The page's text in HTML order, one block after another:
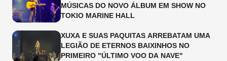
MÚSICAS DO NOVO ÁLBUM EM SHOW NO
TOKIO MARINE HALL
XUXA E SUAS PAQUITAS ARREBATAM UMA
LEGIÃO DE ETERNOS BAIXINHOS NO
PRIMEIRO "ÚLTIMO VOO DA NAVE"